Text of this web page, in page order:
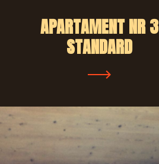
APARTAMENT NR 3
STANDARD